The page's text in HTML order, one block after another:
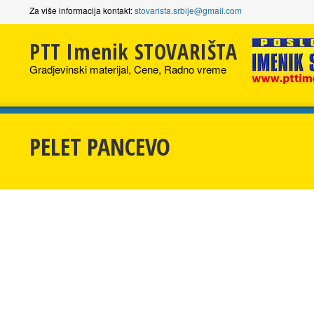
Za više informacija kontakt:stovarista.srbije@gmail.com
PTT Imenik STOVARIŠTA
Gradjevinski materijal, Cene, Radno vreme
PELET PANCEVO